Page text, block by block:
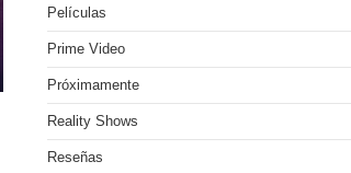
Películas
Prime Video
Próximamente
Reality Shows
Reseñas